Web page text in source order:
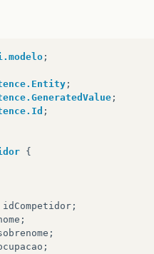
;
;
;
;
{
idCompetidor ;
;
;
;